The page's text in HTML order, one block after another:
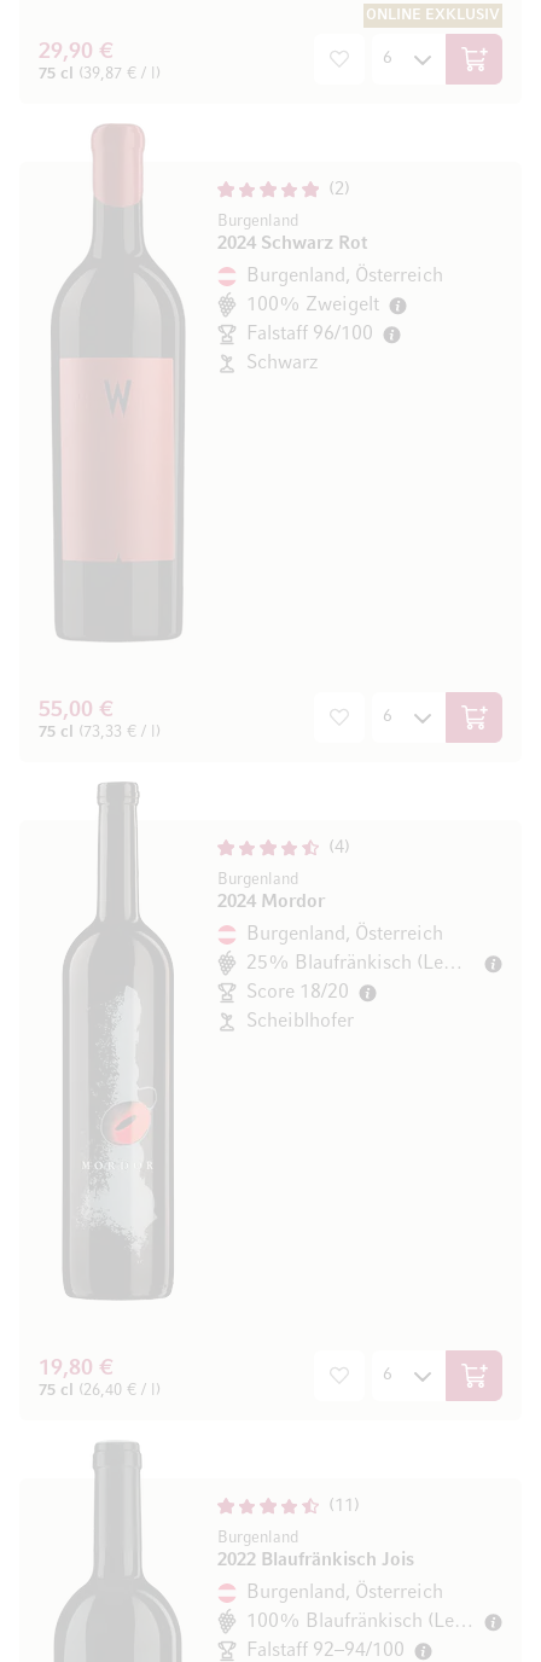
ONLINE EXKLUSIV
29,90 €
75 cl (39,87 € / l) In den
2
Burgenland
2024 Schwarz Rot
Burgenland, Österreich
100% Zweigelt
Falstaff 96/100
Schwarz
55,00 €
75 cl (73,33 € / l) In den
4
Burgenland
2024 Mordor
Burgenland, Österreich
25% Blaufränkisch (Lemberger)
Score 18/20
Scheiblhofer
19,80 €
75 cl (26,40 € / l) In den
11
Burgenland
2022 Blaufränkisch Jois
Burgenland, Österreich
100% Blaufränkisch (Lemberger)
Falstaff 92–94/100